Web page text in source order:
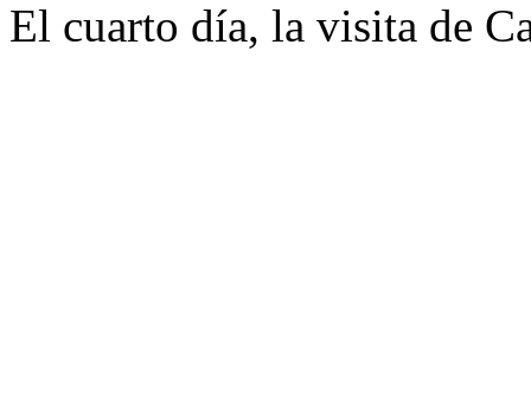
El cuarto día, la visita de